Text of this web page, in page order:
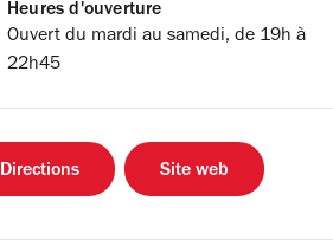
Heures d'ouverture
Ouvert du mardi au samedi, de 19h à
22h45
Directions Site web